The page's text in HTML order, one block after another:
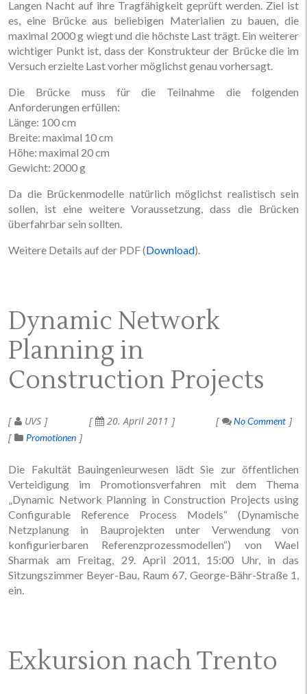
Langen Nacht auf ihre Tragfähigkeit geprüft werden. Ziel ist
es, eine Brücke aus beliebigen Materialien zu bauen, die
maximal 2000 g wiegt und die höchste Last trägt. Ein weiterer
wichtiger Punkt ist, dass der Konstrukteur der Brücke die im
Versuch erzielte Last vorher möglichst genau vorhersagt.
Die Brücke muss für die Teilnahme die folgenden
Anforderungen erfüllen:
Länge: 100 cm
Breite: maximal 10 cm
Höhe: maximal 20 cm
Gewicht: 2000 g
Da die Brückenmodelle natürlich möglichst realistisch sein
sollen, ist eine weitere Voraussetzung, dass die Brücken
überfahrbar sein sollten.
Weitere Details auf der PDF (Download).
Dynamic Network
Planning in
Construction Projects
UVS 20. April 2011
No Comment
Promotionen
Die Fakultät Bauingenieurwesen lädt Sie zur öffentlichen
Verteidigung im Promotionsverfahren mit dem Thema
„Dynamic Network Planning in Construction Projects using
Configurable Reference Process Models“ (Dynamische
Netzplanung in Bauprojekten unter Verwendung von
konfigurierbaren Referenzprozessmodellen“) von Wael
Sharmak am Freitag, 29. April 2011, 15:00 Uhr, in das
Sitzungszimmer Beyer-Bau, Raum 67, George-Bähr-Straße 1,
ein.
Exkursion nach Trento